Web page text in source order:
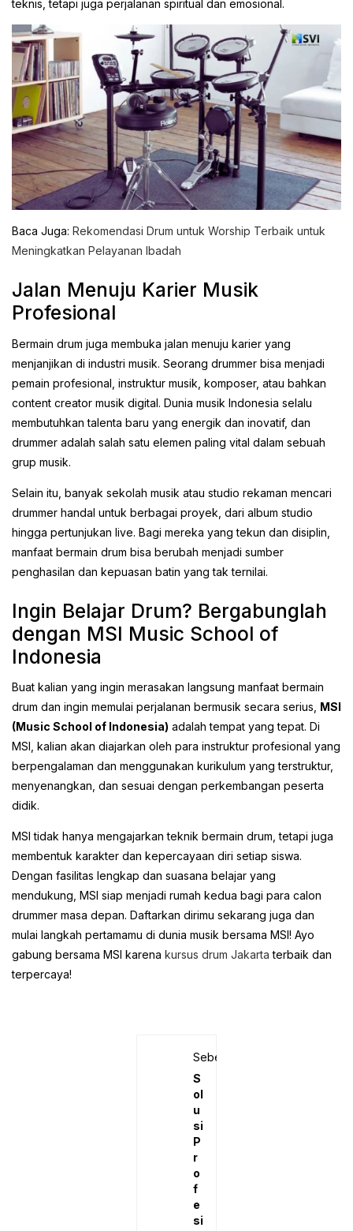
teknis, tetapi juga perjalanan spiritual dan emosional.
Baca Juga: Rekomendasi Drum untuk Worship Terbaik untuk
Meningkatkan Pelayanan Ibadah
Jalan Menuju Karier Musik
Profesional
Bermain drum juga membuka jalan menuju karier yang
menjanjikan di industri musik. Seorang drummer bisa menjadi
pemain profesional, instruktur musik, komposer, atau bahkan
content creator musik digital. Dunia musik Indonesia selalu
membutuhkan talenta baru yang energik dan inovatif, dan
drummer adalah salah satu elemen paling vital dalam sebuah
grup musik.
Selain itu, banyak sekolah musik atau studio rekaman mencari
drummer handal untuk berbagai proyek, dari album studio
hingga pertunjukan live. Bagi mereka yang tekun dan disiplin,
manfaat bermain drum bisa berubah menjadi sumber
penghasilan dan kepuasan batin yang tak ternilai.
Ingin Belajar Drum? Bergabunglah
dengan MSI Music School of
Indonesia
Buat kalian yang ingin merasakan langsung manfaat bermain
drum dan ingin memulai perjalanan bermusik secara serius, MSI
(Music School of Indonesia) adalah tempat yang tepat. Di
MSI, kalian akan diajarkan oleh para instruktur profesional yang
berpengalaman dan menggunakan kurikulum yang terstruktur,
menyenangkan, dan sesuai dengan perkembangan peserta
didik.
MSI tidak hanya mengajarkan teknik bermain drum, tetapi juga
membentuk karakter dan kepercayaan diri setiap siswa.
Dengan fasilitas lengkap dan suasana belajar yang
mendukung, MSI siap menjadi rumah kedua bagi para calon
drummer masa depan. Daftarkan dirimu sekarang juga dan
mulai langkah pertamamu di dunia musik bersama MSI! Ayo
gabung bersama MSI karena kursus drum Jakarta terbaik dan
terpercaya!
Sebelumnya
S
ol
u
si
P
r
o
f
e
si